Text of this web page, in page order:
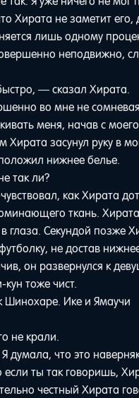
Хирата не заметит его,
лишь одному
неподвижно,
— сказал Хирата.
во мне не
меня, начав с моего
Хирата засунул руку в
нижнее белье.
так ли?
как Хирата
ткань.
глаза. Секундой позже
не достав
он развернулся к
тоже чист.
Ике и Ямаучи
не крали.
что это
ты так говоришь,
честный Хирата